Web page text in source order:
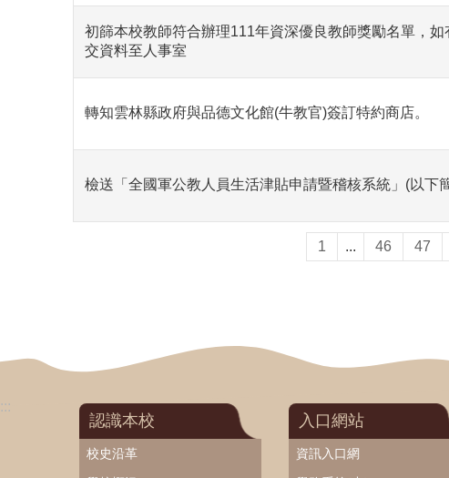
初篩本校教師符合辦理111年資深優良教師獎勵名單，
交資料至人事室
轉知雲林縣政府與品德文化館(牛教官)簽訂特約商店。
檢送「全國軍公教人員生活津貼申請暨稽核系統」(以下
1 ... 46 47
:::
認識本校
校史沿革
入口網站
資訊入口網